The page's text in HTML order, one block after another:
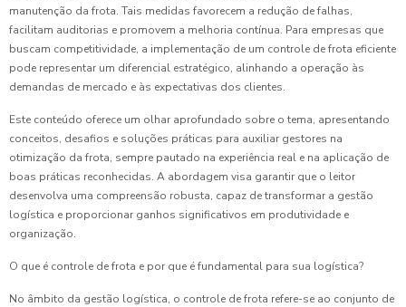
manutenção da frota. Tais medidas favorecem a redução de falhas,
facilitam auditorias e promovem a melhoria contínua. Para empresas que
buscam competitividade, a implementação de um controle de frota eficiente
pode representar um diferencial estratégico, alinhando a operação às
demandas de mercado e às expectativas dos clientes.
Este conteúdo oferece um olhar aprofundado sobre o tema, apresentando
conceitos, desafios e soluções práticas para auxiliar gestores na
otimização da frota, sempre pautado na experiência real e na aplicação de
boas práticas reconhecidas. A abordagem visa garantir que o leitor
desenvolva uma compreensão robusta, capaz de transformar a gestão
logística e proporcionar ganhos significativos em produtividade e
organização.
O que é controle de frota e por que é fundamental para sua logística?
No âmbito da gestão logística, o controle de frota refere-se ao conjunto de